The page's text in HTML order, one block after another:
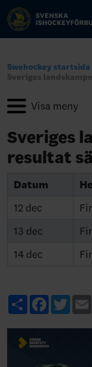
Swehockey startsida
Sveriges
Sveriges
resultat
Datum
12 dec
13 dec
14 dec
ShareFacebook